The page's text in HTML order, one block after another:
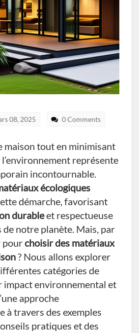
08, 2025 0 Comments
maison tout en minimisant
représente
incontournable.
écologiques
démarche, favorisant
durableet respectueuse
de notre planète. Mais, par
pourchoisir des matériaux
? Nous allons explorer
catégories de
impact environnemental et
approche
à travers des exemples
pratiques et des